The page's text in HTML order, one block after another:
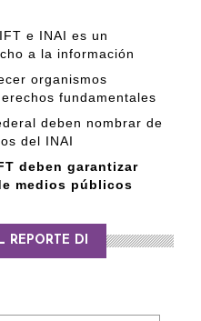
e INAI es un
a la información
organismos
fundamentales
deben nombrar de
del INAI
deben garantizar
medios públicos
REPORTE DI